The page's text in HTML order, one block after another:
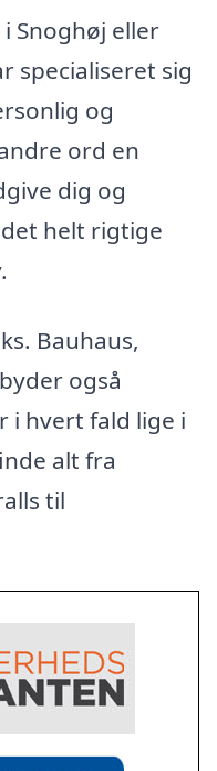
Snoghøj eller
specialiseret sig
og
ord en
dig og
helt rigtige
Bauhaus,
også
i hvert fald lige i
alt fra
til